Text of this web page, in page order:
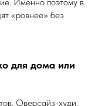
«ровнее» без
для дома или
Оверсайз-худи,